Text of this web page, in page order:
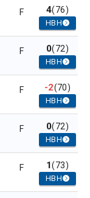
F 4(76)
HBH
F 0(72)
HBH
F -2(70)
HBH
F 0(72)
HBH
F 1(73)
HBH